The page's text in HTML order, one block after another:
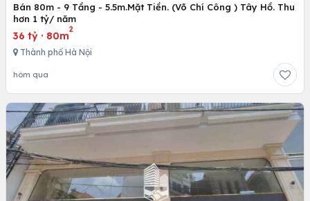
Bán 80m - 9 Tầng - 5.5m.Mặt Tiền. (Võ Chí Công ) Tây Hồ. Thu
hơn 1 tỷ/ năm
36 tỷ · 80m
2
Thành phố Hà Nội
hôm qua